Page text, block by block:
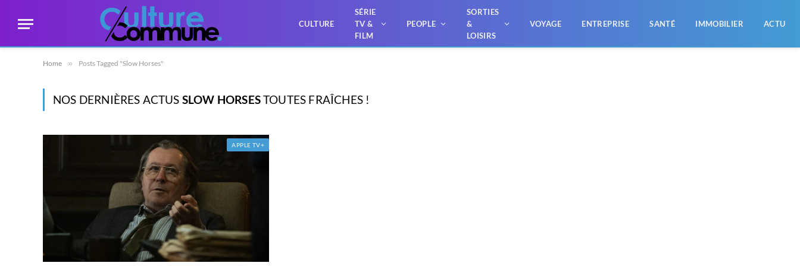
CULTURE
SÉRIE
TV &
FILM
PEOPLE
SORTIES
&
LOISIRS
VOYAGE ENTREPRISE SANTÉ IMMOBILIER ACTU
Home » Posts Tagged "Slow Horses"
NOS DERNIÈRES ACTUS SLOW HORSESTOUTES FRAÎCHES !
APPLE TV+